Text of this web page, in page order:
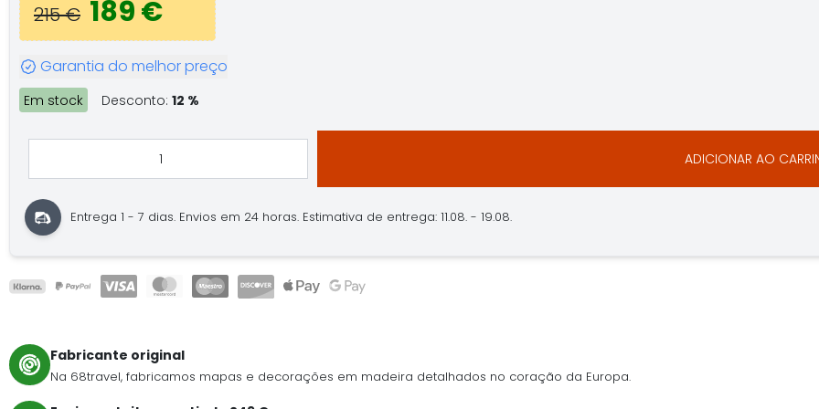
215 € 189 €
Garantia do melhor preço
Em stock Desconto: 12 %
ADICIONAR AO
Entrega 1 - 7 dias. Envios em 24 horas. Estimativa de entrega: 11.08. - 19.08.
Fabricante original
Na 68travel, fabricamos mapas e decorações em madeira detalhados no coração da Europa.